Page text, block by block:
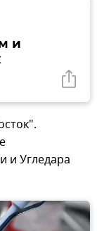
и
и Угледара